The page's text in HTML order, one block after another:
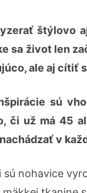
štýlovo
sa život len
ale aj cítiť
sú
či už má 45
v
sú nohavice